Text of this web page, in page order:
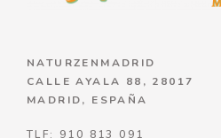
NATURZENMADRID
CALLE AYALA 88, 28017
MADRID, ESPAÑA
TLF: 910 813 091